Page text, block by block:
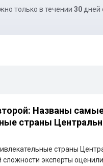
только в течении 30 дней
Названы
страны
страны
эксперты